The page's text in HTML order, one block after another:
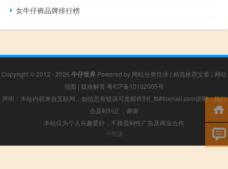
女牛仔裤品牌排行榜
Copyright © 2012 - 2026 牛仔世界 Powered by 网站分类目录 | 精选推荐文章 | 网站
地图 | 疑难解答 粤ICP备10102005号
声明：本站内容来自互联网，如信息有错误可发邮件到f_fb#foxmail.com说明，我们
会及时纠正，谢谢
本站仅为个人兴趣爱好，不接盈利性广告及商业合作
小男孩